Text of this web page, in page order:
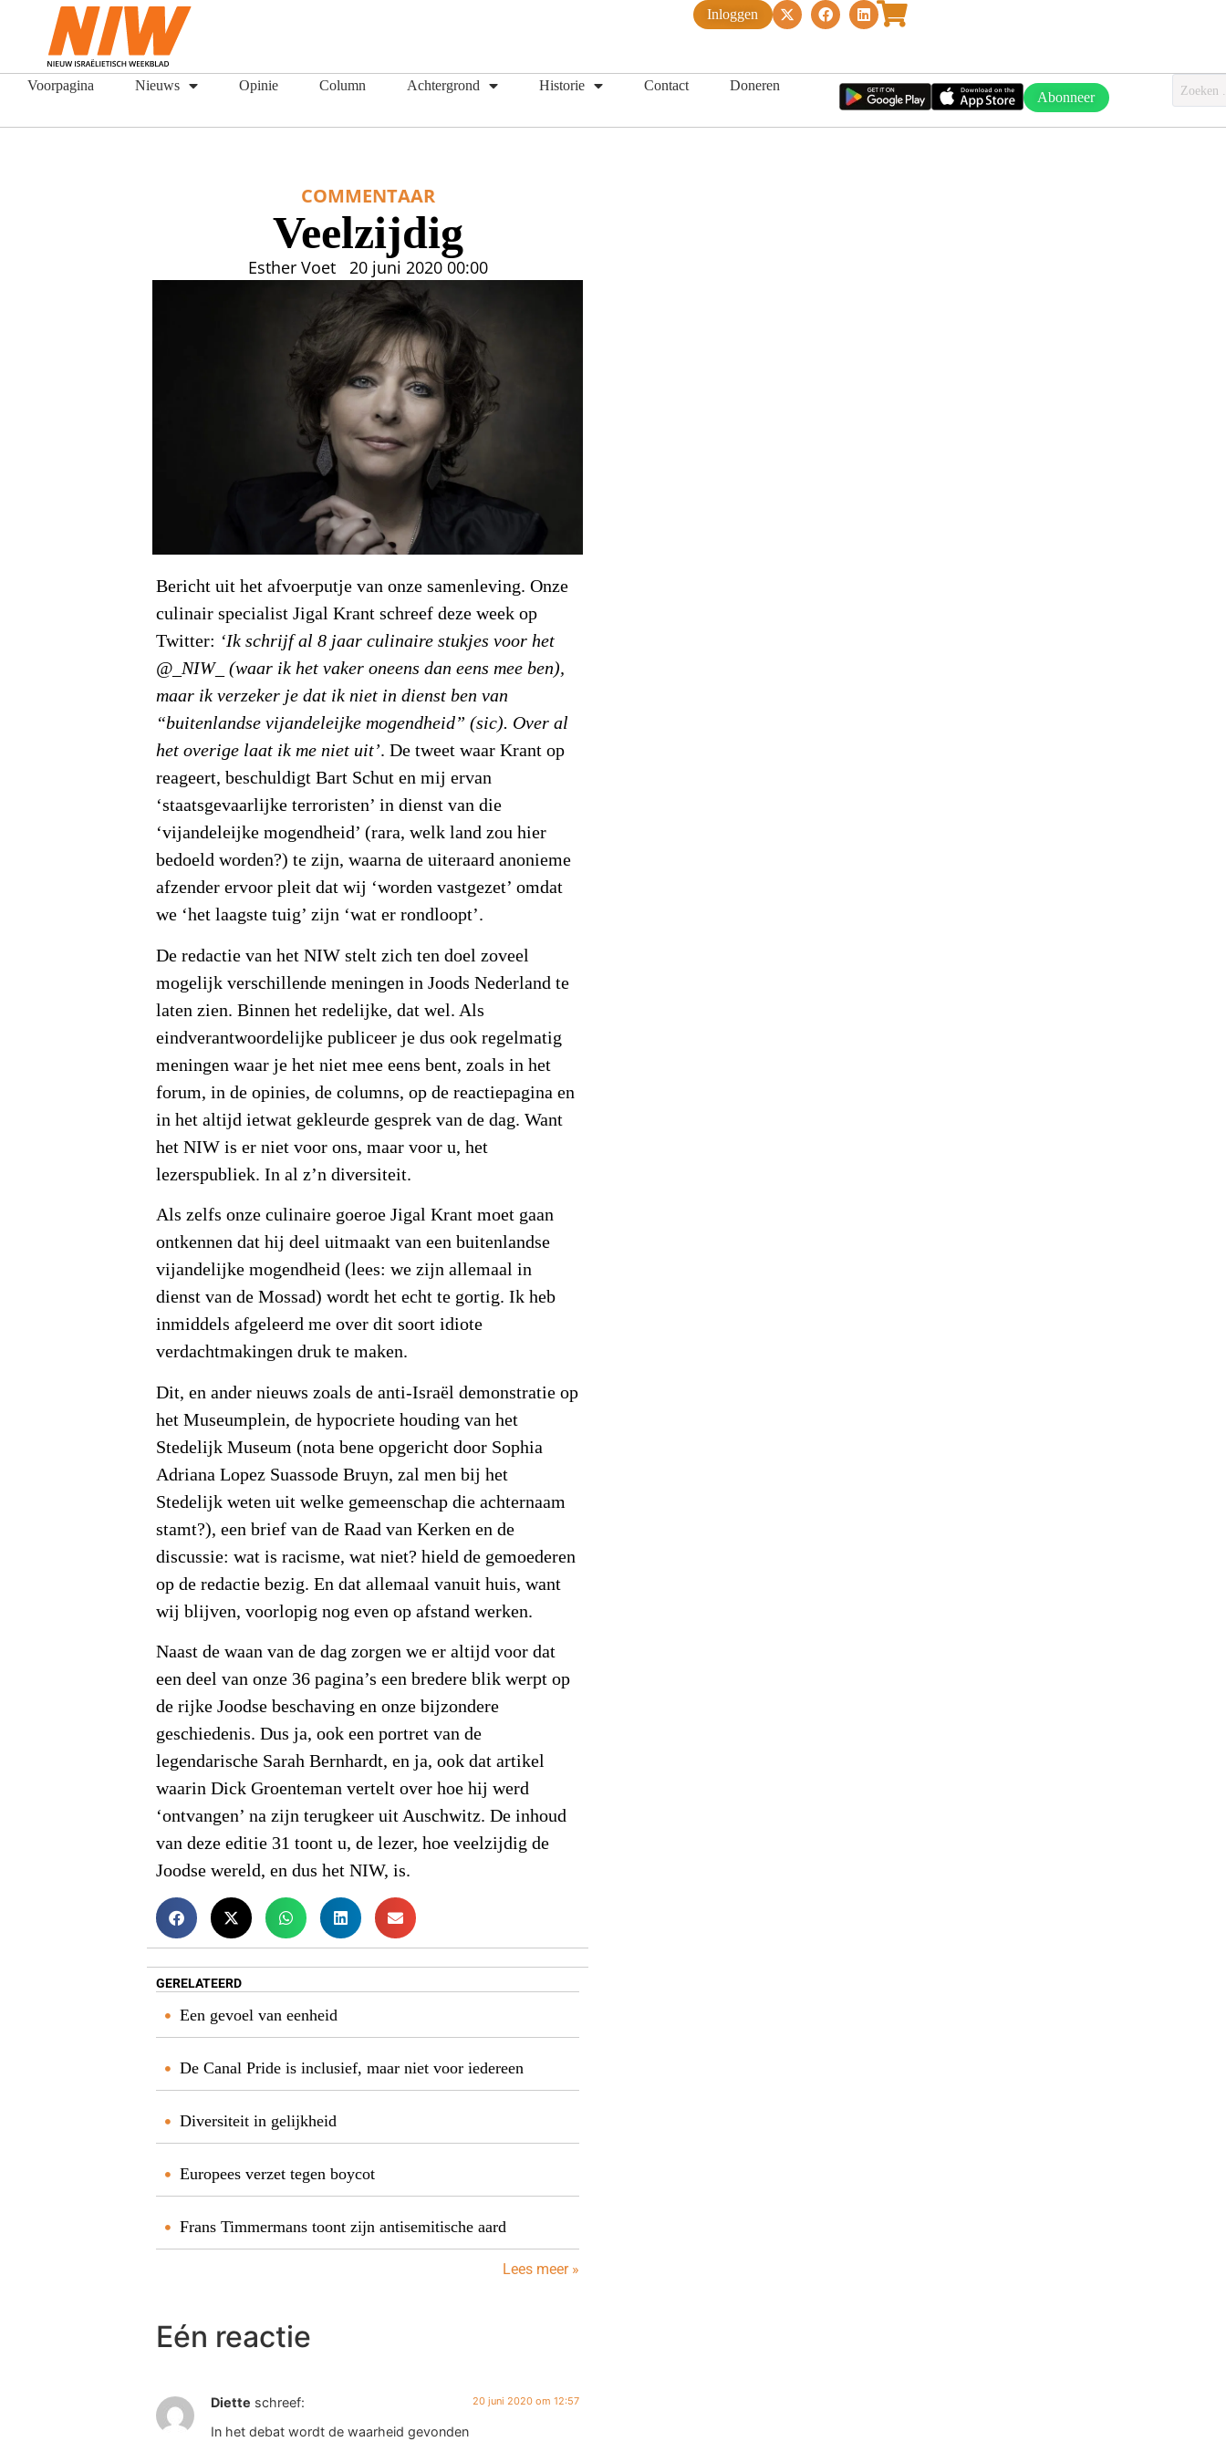
Inloggen
Voorpagina Nieuws Opinie Column Achtergrond Historie Contact Doneren
Abonneer
COMMENTAAR
Veelzijdig
Esther Voet 20 juni 2020 00:00
Bericht uit het afvoerputje van onze samenleving. Onze
culinair specialist Jigal Krant schreef deze week op
Twitter: ‘Ik schrijf al 8 jaar culinaire stukjes voor het
@_NIW_ (waar ik het vaker oneens dan eens mee ben),
maar ik verzeker je dat ik niet in dienst ben van
“buitenlandse vijandeleijke mogendheid” (sic). Over al
het overige laat ik me niet uit’. De tweet waar Krant op
reageert, beschuldigt Bart Schut en mij ervan
‘staatsgevaarlijke terroristen’ in dienst van die
‘vijandeleijke mogendheid’ (rara, welk land zou hier
bedoeld worden?) te zijn, waarna de uiteraard anonieme
afzender ervoor pleit dat wij ‘worden vastgezet’ omdat
we ‘het laagste tuig’ zijn ‘wat er rondloopt’.
De redactie van het NIW stelt zich ten doel zoveel
mogelijk verschillende meningen in Joods Nederland te
laten zien. Binnen het redelijke, dat wel. Als
eindverantwoordelijke publiceer je dus ook regelmatig
meningen waar je het niet mee eens bent, zoals in het
forum, in de opinies, de columns, op de reactiepagina en
in het altijd ietwat gekleurde gesprek van de dag. Want
het NIW is er niet voor ons, maar voor u, het
lezerspubliek. In al z’n diversiteit.
Als zelfs onze culinaire goeroe Jigal Krant moet gaan
ontkennen dat hij deel uitmaakt van een buitenlandse
vijandelijke mogendheid (lees: we zijn allemaal in
dienst van de Mossad) wordt het echt te gortig. Ik heb
inmiddels afgeleerd me over dit soort idiote
verdachtmakingen druk te maken.
Dit, en ander nieuws zoals de anti-Israël demonstratie op
het Museumplein, de hypocriete houding van het
Stedelijk Museum (nota bene opgericht door Sophia
Adriana Lopez Suassode Bruyn, zal men bij het
Stedelijk weten uit welke gemeenschap die achternaam
stamt?), een brief van de Raad van Kerken en de
discussie: wat is racisme, wat niet? hield de gemoederen
op de redactie bezig. En dat allemaal vanuit huis, want
wij blijven, voorlopig nog even op afstand werken.
Naast de waan van de dag zorgen we er altijd voor dat
een deel van onze 36 pagina’s een bredere blik werpt op
de rijke Joodse beschaving en onze bijzondere
geschiedenis. Dus ja, ook een portret van de
legendarische Sarah Bernhardt, en ja, ook dat artikel
waarin Dick Groenteman vertelt over hoe hij werd
‘ontvangen’ na zijn terugkeer uit Auschwitz. De inhoud
van deze editie 31 toont u, de lezer, hoe veelzijdig de
Joodse wereld, en dus het NIW, is.
GERELATEERD
Een gevoel van eenheid
De Canal Pride is inclusief, maar niet voor iedereen
Diversiteit in gelijkheid
Europees verzet tegen boycot
Frans Timmermans toont zijn antisemitische aard
Lees meer »
Eén reactie
Diette schreef: 20 juni 2020 om 12:57
In het debat wordt de waarheid gevonden